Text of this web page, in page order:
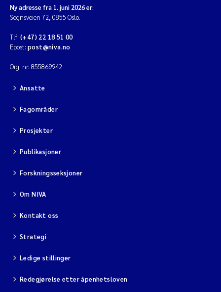
Ny adresse fra 1. juni 2026 er:
Sognsveien 72, 0855 Oslo.
Tlf: (+47) 22 18 51 00
Epost: post@niva.no
Org. nr: 855869942
Ansatte
Fagområder
Prosjekter
Publikasjoner
Forskningsseksjoner
Om NIVA
Kontakt oss
Strategi
Ledige stillinger
Redegjørelse etter åpenhetsloven